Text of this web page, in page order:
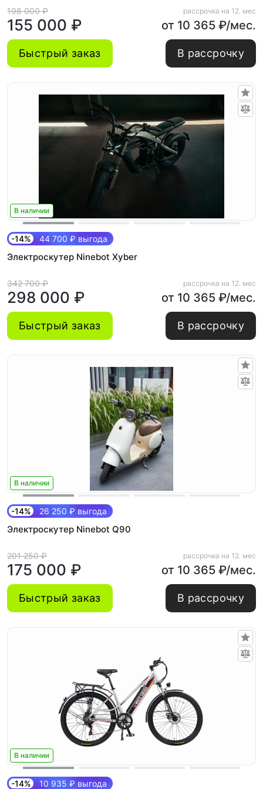
198 000 ₽
155 000 ₽
рассрочка на 12. мес
от 10 365 ₽/мес.
Быстрый заказ В рассрочку
В наличии
-14% 44 700 ₽ выгода
Электроскутер Ninebot Xyber
342 700 ₽
298 000 ₽
рассрочка на 12. мес
от 10 365 ₽/мес.
Быстрый заказ В рассрочку
В наличии
-14% 26 250 ₽ выгода
Электроскутер Ninebot Q90
201 250 ₽
175 000 ₽
рассрочка на 12. мес
от 10 365 ₽/мес.
Быстрый заказ В рассрочку
В наличии
-14% 10 935 ₽ выгода